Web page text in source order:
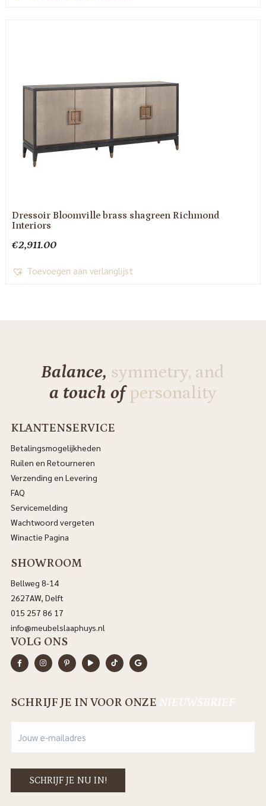
Dressoir Bloomville brass shagreen Richmond
Interiors
€2,911.00
Toevoegen aan verlanglijst
Balance, symmetry, and
a touch ofpersonality
KLANTENSERVICE
Betalingsmogelijkheden
Ruilen en Retourneren
Verzending en Levering
FAQ
Servicemelding
Wachtwoord vergeten
Winactie Pagina
SHOWROOM
Bellweg 8-14
2627AW, Delft
015 257 86 17
info@meubelslaaphuys.nl
VOLG ONS
SCHRIJF JE IN VOOR ONZE NIEUWSBRIEF